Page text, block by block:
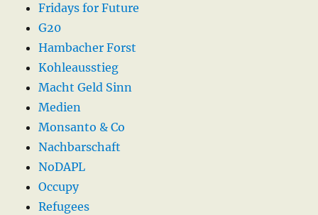
Fridays for Future
G20
Hambacher Forst
Kohleausstieg
Macht Geld Sinn
Medien
Monsanto & Co
Nachbarschaft
NoDAPL
Occupy
Refugees